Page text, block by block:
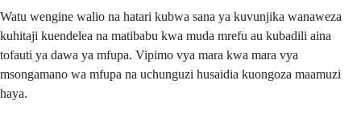
Watu wengine walio na hatari kubwa sana ya kuvunjika wanaweza
kuhitaji kuendelea na matibabu kwa muda mrefu au kubadili aina
tofauti ya dawa ya mfupa. Vipimo vya mara kwa mara vya
msongamano wa mfupa na uchunguzi husaidia kuongoza maamuzi
haya.